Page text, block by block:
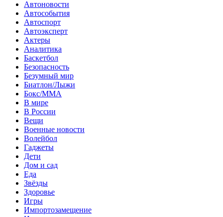
Автоновости
Автособытия
Автоспорт
Автоэксперт
Актеры
Аналитика
Баскетбол
Безопасность
Безумный мир
Биатлон/Лыжи
Бокс/MMA
В мире
В России
Вещи
Военные новости
Волейбол
Гаджеты
Дети
Дом и сад
Еда
Звёзды
Здоровье
Игры
Импортозамещение